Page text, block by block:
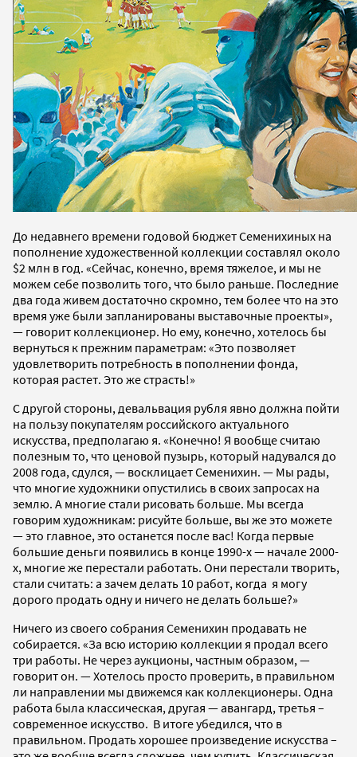
До недавнего времени годовой бюджет Семенихиных на
пополнение художественной коллекции составлял около
$2 млн в год. «Сейчас, конечно, время тяжелое, и мы не
можем себе позволить того, что было раньше. Последние
два года живем достаточно скромно, тем более что на это
время уже были запланированы выставочные проекты»,
— говорит коллекционер. Но ему, конечно, хотелось бы
вернуться к прежним параметрам: «Это позволяет
удовлетворить потребность в пополнении фонда,
которая растет. Это же страсть!»
С другой стороны, девальвация рубля явно должна пойти
на пользу покупателям российского актуального
искусства, предполагаю я. «Конечно! Я вообще считаю
полезным то, что ценовой пузырь, который надувался до
2008 года, сдулся, — восклицает Семенихин. — Мы рады,
что многие художники опустились в своих запросах на
землю. А многие стали рисовать больше. Мы всегда
говорим художникам: рисуйте больше, вы же это можете
— это главное, это останется после вас! Когда первые
большие деньги появились в конце 1990-х — начале 2000-
х, многие же перестали работать. Они перестали творить,
стали считать: а зачем делать 10 работ, когда я могу
дорого продать одну и ничего не делать больше?»
Ничего из своего собрания Семенихин продавать не
собирается. «За всю историю коллекции я продал всего
три работы. Не через аукционы, частным образом, —
говорит он. — Хотелось просто проверить, в правильном
ли направлении мы движемся как коллекционеры. Одна
работа была классическая, другая — авангард, третья –
современное искусство. В итоге убедился, что в
правильном. Продать хорошее произведение искусства –